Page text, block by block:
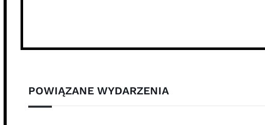
POWIĄZANE WYDARZENIA